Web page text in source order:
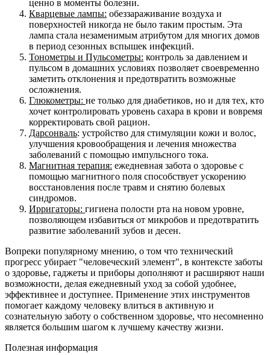
ценно в моменты болезни.
Кварцевые лампы: обеззараживание воздуха и
поверхностей никогда не было таким простым. Эта
лампа стала незаменимым атрибутом для многих домов
в период сезонных вспышек инфекций.
Тонометры и Пульсометры: контроль за давлением и
пульсом в домашних условиях позволяет своевременно
заметить отклонения и предотвратить возможные
осложнения.
Глюкометры: не только для диабетиков, но и для тех, кто
хочет контролировать уровень сахара в крови и вовремя
корректировать свой рацион.
Дарсонваль: устройство для стимуляции кожи и волос,
улучшения кровообращения и лечения множества
заболеваний с помощью импульсного тока.
Магнитная терапия: ежедневная забота о здоровье с
помощью магнитного поля способствует ускорению
восстановления после травм и снятию болевых
синдромов.
Ирригаторы: гигиена полости рта на новом уровне,
позволяющем избавиться от микробов и предотвратить
развитие заболеваний зубов и десен.
Вопреки популярному мнению, о том что технический
прогресс убирает "человеческий элемент", в контексте заботы
о здоровье, гаджеты и приборы дополняют и расширяют наши
возможности, делая ежедневный уход за собой удобнее,
эффективнее и доступнее. Применение этих инструментов
помогает каждому человеку влиться в активную и
сознательную заботу о собственном здоровье, что несомненно
является большим шагом к лучшему качеству жизни.
Полезная информация